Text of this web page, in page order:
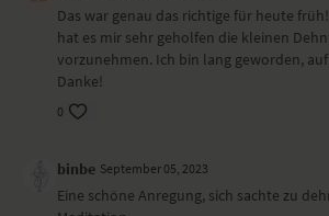
Das war genau das richtige für heute
hat es mir sehr geholfen die kleinen
vorzunehmen. Ich bin lang geworden,
Danke!
0
binbe September 05, 2023
Eine schöne Anregung, sich sachte zu